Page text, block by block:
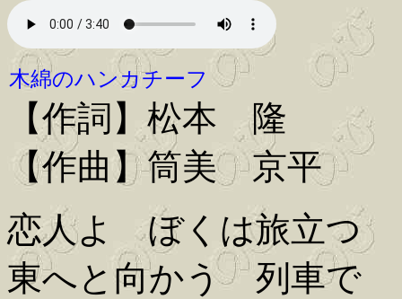
木綿のハンカチーフ
【作詞】松本 隆
【作曲】筒美 京平
恋人よ ぼくは旅立つ
東へと向かう 列車で